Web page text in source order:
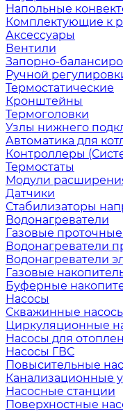
Напольные
Комплектующие к
Аксессуары
Вентили
Запорно-
Ручной
Термостатические
Кронштейны
Термоголовки
Узлы нижнего
Автоматика для
Контроллеры
Термостаты
Модули
Датчики
Стабилизаторы
Водонагреватели
Газовые
Водонагреватели
Водонагреватели
Газовые
Буферные
Насосы
Скважинные
Циркуляционные
Насосы для
Насосы ГВС
Повысительные
Канализационные
Насосные станции
Поверхностные